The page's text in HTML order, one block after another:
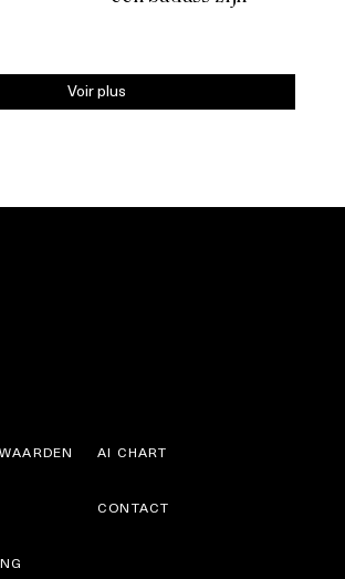
Voir plus
AI CHART
CONTACT